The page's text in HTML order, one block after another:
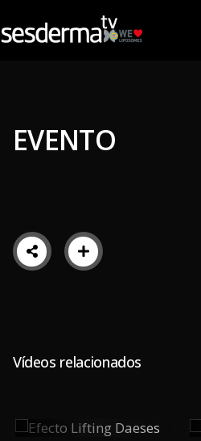
EVENTO
Vídeos relacionados
Efecto